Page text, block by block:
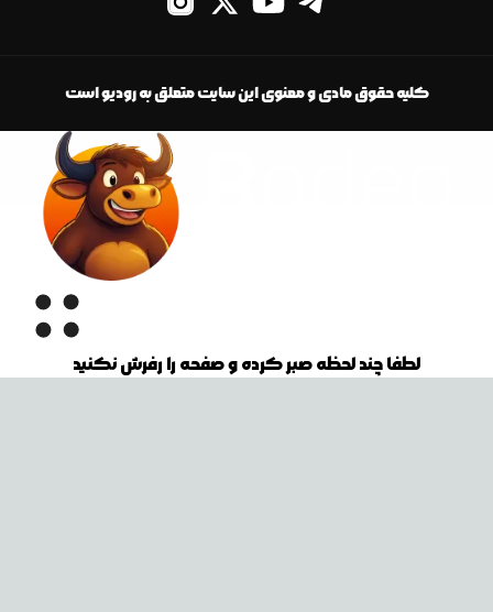
کلیه حقوق مادی و معنوی این سایت متعلق به رودیو است
لطفا چند لحظه صبر کرده و صفحه را رفرش نکنید